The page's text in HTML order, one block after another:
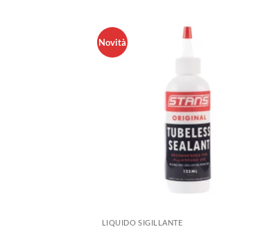
Novità
LIQUIDO SIGILLANTE